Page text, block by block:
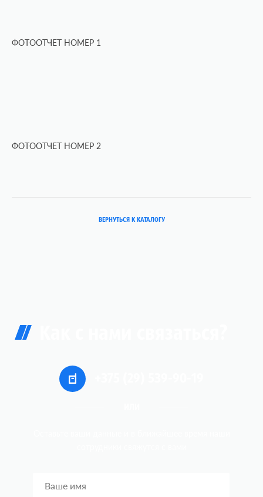
ФОТООТЧЕТ НОМЕР 1
ФОТООТЧЕТ НОМЕР 2
ВЕРНУТЬСЯ К КАТАЛОГУ